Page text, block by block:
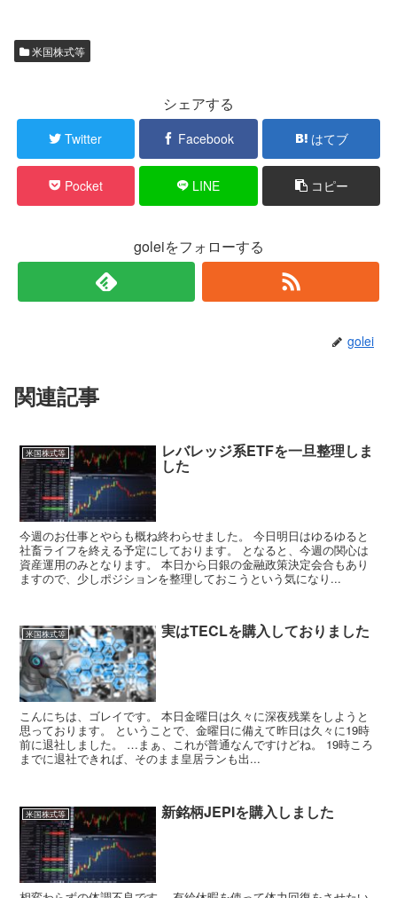
米国株式等
シェアする
Twitter Facebook はてブ
Pocket LINE コピー
goleiをフォローする
golei
関連記事
米国株式等 レバレッジ系ETFを一旦整理しま
した
今週のお仕事とやらも概ね終わらせました。 今日明日はゆるゆると
社畜ライフを終える予定にしております。 となると、今週の関心は
資産運用のみとなります。 本日から日銀の金融政策決定会合もあり
ますので、少しポジションを整理しておこうという気になり...
米国株式等 実はTECLを購入しておりました
こんにちは、ゴレイです。 本日金曜日は久々に深夜残業をしようと
思っております。 ということで、金曜日に備えて昨日は久々に19時
前に退社しました。 …まぁ、これが普通なんですけどね。 19時ころ
までに退社できれば、そのまま皇居ランも出...
米国株式等 新銘柄JEPIを購入しました